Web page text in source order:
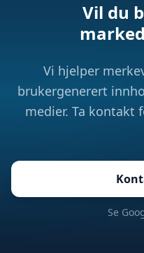
Vil du
Vi hjelper
brukergenerert
medier. Ta kontakt
Se